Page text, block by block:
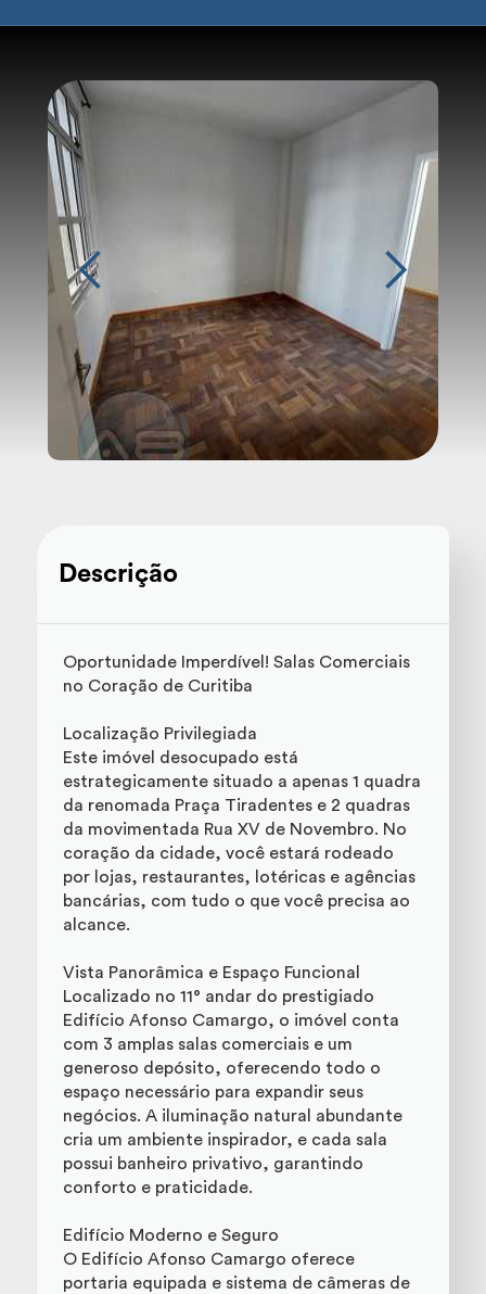
Descrição
Oportunidade Imperdível! Salas Comerciais
no Coração de Curitiba
Localização Privilegiada
Este imóvel desocupado está
estrategicamente situado a apenas 1 quadra
da renomada Praça Tiradentes e 2 quadras
da movimentada Rua XV de Novembro. No
coração da cidade, você estará rodeado
por lojas, restaurantes, lotéricas e agências
bancárias, com tudo o que você precisa ao
alcance.
Vista Panorâmica e Espaço Funcional
Localizado no 11° andar do prestigiado
Edifício Afonso Camargo, o imóvel conta
com 3 amplas salas comerciais e um
generoso depósito, oferecendo todo o
espaço necessário para expandir seus
negócios. A iluminação natural abundante
cria um ambiente inspirador, e cada sala
possui banheiro privativo, garantindo
conforto e praticidade.
Edifício Moderno e Seguro
O Edifício Afonso Camargo oferece
portaria equipada e sistema de câmeras de